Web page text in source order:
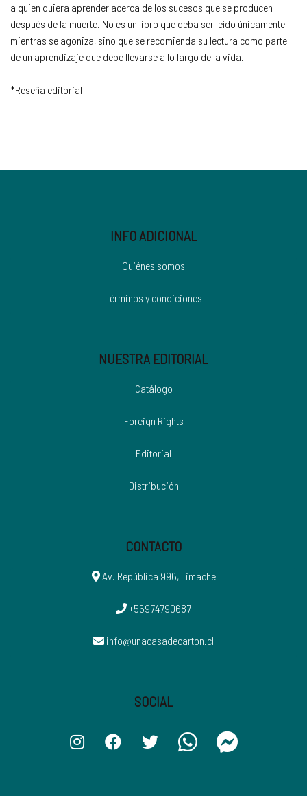
a quien quiera aprender acerca de los sucesos que se producen
después de la muerte. No es un libro que deba ser leído únicamente
mientras se agoniza, sino que se recomienda su lectura como parte
de un aprendizaje que debe llevarse a lo largo de la vida.
*Reseña editorial
INFO ADICIONAL
Quiénes somos
Términos y condiciones
NUESTRA EDITORIAL
Catálogo
Foreign Rights
Editorial
Distribución
CONTACTO
Av. República 996, Limache
+56974790687
info@unacasadecarton.cl
SOCIAL